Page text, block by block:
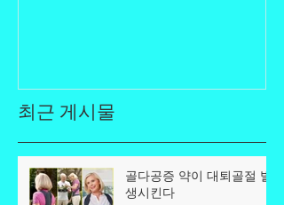
최근 게시물
골다공증 약이 대퇴골절 발
생시킨다